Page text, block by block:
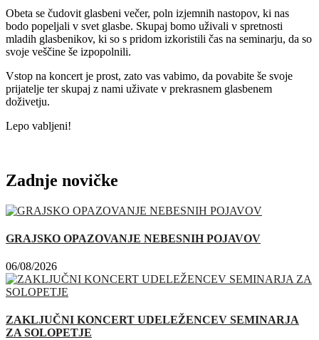
Obeta se čudovit glasbeni večer, poln izjemnih nastopov, ki nas
bodo popeljali v svet glasbe. Skupaj bomo uživali v spretnosti
mladih glasbenikov, ki so s pridom izkoristili čas na seminarju, da so
svoje veščine še izpopolnili.
Vstop na koncert je prost, zato vas vabimo, da povabite še svoje
prijatelje ter skupaj z nami uživate v prekrasnem glasbenem
doživetju.
Lepo vabljeni!
Zadnje novičke
GRAJSKO OPAZOVANJE NEBESNIH POJAVOV
06/08/2026
ZAKLJUČNI KONCERT UDELEŽENCEV SEMINARJA
ZA SOLOPETJE